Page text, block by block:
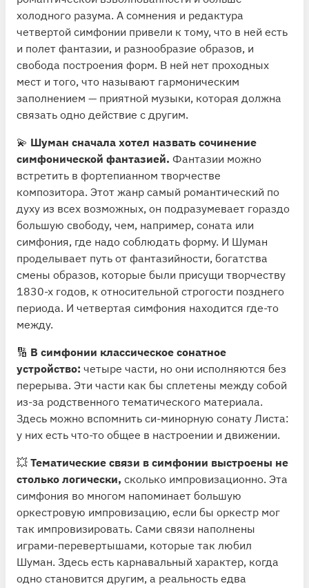
холодного разума. А сомнения и редактура
четвертой симфонии привели к тому, что в ней есть
и полет фантазии, и разнообразие образов, и
свобода построения форм. В ней нет проходных
мест и того, что называют гармоническим
заполнением — приятной музыки, которая должна
связать одно действие с другим.
💫 Шуман сначала хотел назвать сочинение
симфонической фантазией. Фантазии можно
встретить в фортепианном творчестве
композитора. Этот жанр самый романтический по
духу из всех возможных, он подразумевает гораздо
большую свободу, чем, например, соната или
симфония, где надо соблюдать форму. И Шуман
проделывает путь от фантазийности, богатства
смены образов, которые были присущи творчеству
1830-х годов, к относительной строгости позднего
периода. И четвертая симфония находится где-то
между.
🔢 В симфонии классическое сонатное
устройство: четыре части, но они исполняются без
перерыва. Эти части как бы сплетены между собой
из-за родственного тематического материала.
Здесь можно вспомнить си-минорную сонату Листа:
у них есть что-то общее в настроении и движении.
💥 Тематические связи в симфонии выстроены не
столько логически, сколько импровизационно. Эта
симфония во многом напоминает большую
оркестровую импровизацию, если бы оркестр мог
так импровизировать. Сами связи наполнены
играми-перевертышами, которые так любил
Шуман. Здесь есть карнавальный характер, когда
одно становится другим, а реальность едва